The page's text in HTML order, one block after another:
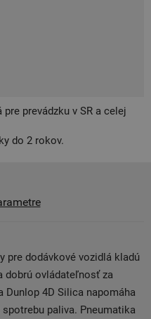
prevádzku v SR a celej
do 2 rokov.
pre dodávkové vozidlá kladú
dobrú ovládateľnosť za
4D Silica napomáha
paliva. Pneumatika